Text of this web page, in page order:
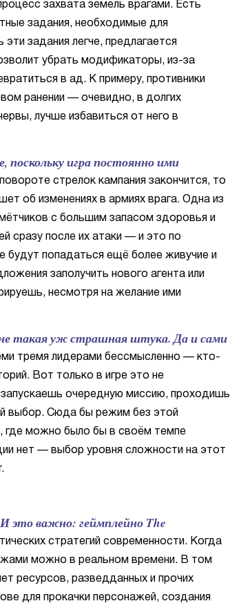
захвата земель врагами. Есть
задания, необходимые для
задания легче, предлагается
убрать модификаторы, из-за
в ад. К примеру, противники
ранении — очевидно, в долгих
лучше избавиться от него в
поскольку игра постоянно ими
стрелок кампания закончится, то
об изменениях в армиях врага. Одна из
с большим запасом здоровья и
сразу после их атаки — и это по
попадаться ещё более живучие и
заполучить нового агента или
несмотря на желание ими
такая уж страшная штука. Да и сами
тремя лидерами бессмысленно — кто-
Вот только в игре это не
очередную миссию, проходишь
выбор. Сюда бы режим без этой
где можно было бы в своём темпе
нет — выбор уровня сложности на этот
это важно: геймплейно The
стратегий современности. Когда
можно в реальном времени. В том
ресурсов, разведданных и прочих
для прокачки персонажей, создания